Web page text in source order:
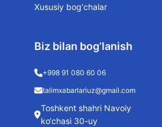
Xususiy bog‘chalar
Biz bilan bog’lanish
+998 91 080 60 06
talimxabarlariuz@gmail.com
Toshkent shahri Navoiy
ko‘chasi 30-uy